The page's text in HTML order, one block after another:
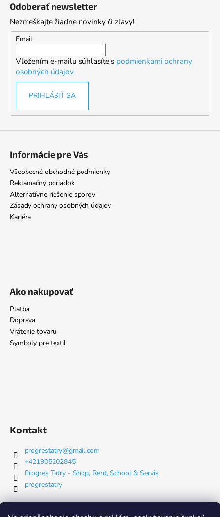
Odoberať newsletter
Nezmeškajte žiadne novinky či zľavy!
Email
Vložením e-mailu súhlasíte s podmienkami ochrany
osobných údajov
PRIHLÁSIŤ SA
Informácie pre Vás
Všeobecné obchodné podmienky
Reklamačný poriadok
Alternatívne riešenie sporov
Zásady ochrany osobných údajov
Kariéra
Ako nakupovať
Platba
Doprava
Vrátenie tovaru
Symboly pre textil
Kontakt
progrestatry@gmail.com
+421905202845
Progres Tatry - Shop, Rent, School & Servis
progrestatry